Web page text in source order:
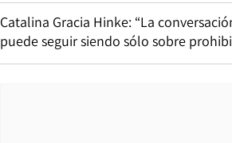
Catalina Gracia Hinke: “La
puede seguir siendo sólo sobre